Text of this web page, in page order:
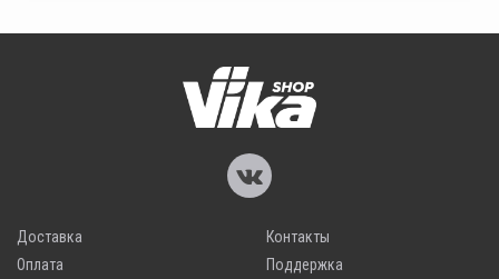
Доставка
Оплата
Контакты
Поддержка